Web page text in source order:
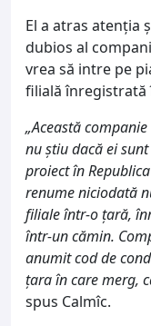
El a atras atenția
dubios al
vrea să intre pe
filială înregistrată
„Această
nu știu dacă ei
proiect în
renume niciodată
filiale într-o țară,
într-un cămin.
anumit cod de
țara în care merg,
spus Calmîc.